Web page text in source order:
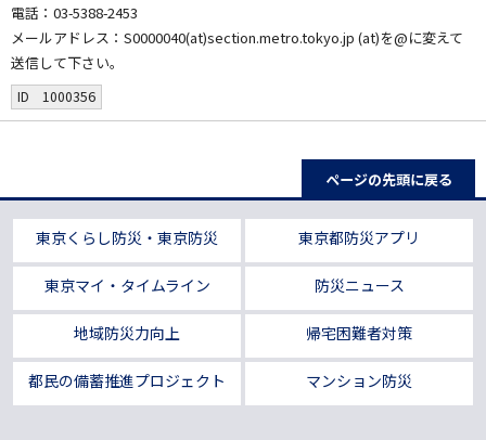
電話：03-5388-2453
メールアドレス：S0000040(at)section.metro.tokyo.jp (at)を@に変えて
送信して下さい。
ID 1000356
ページの先頭に戻る
東京くらし防災・東京防災 東京都防災アプリ
東京マイ・タイムライン 防災ニュース
地域防災力向上 帰宅困難者対策
都民の備蓄推進プロジェクト マンション防災